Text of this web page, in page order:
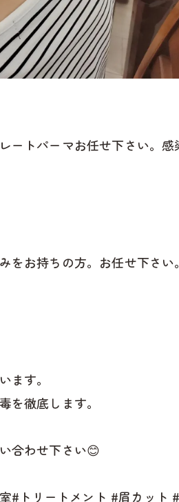
トパーマお任せ下さい。感
お持ちの方。お任せ下さ
す。
徹底します。
合わせ下さい😊
トリートメント #眉カット